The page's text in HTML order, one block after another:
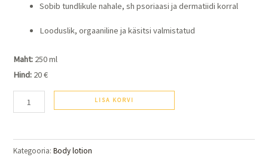
Sobib tundlikule nahale, sh psoriaasi ja dermatiidi korral
Looduslik, orgaaniline ja käsitsi valmistatud
Maht: 250 ml
Hind: 20 €
LISA KORVI
Kategooria:Body lotion